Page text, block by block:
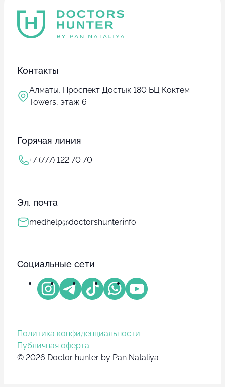
Контакты
Алматы, Проспект Достык 180 БЦ Коктем
Towers, этаж 6
Горячая линия
+7 (777) 122 70 70
Эл. почта
medhelp@doctorshunter.info
Социальные сети
Политика конфиденциальности
Публичная оферта
© 2026 Doctor hunter by Pan Nataliya